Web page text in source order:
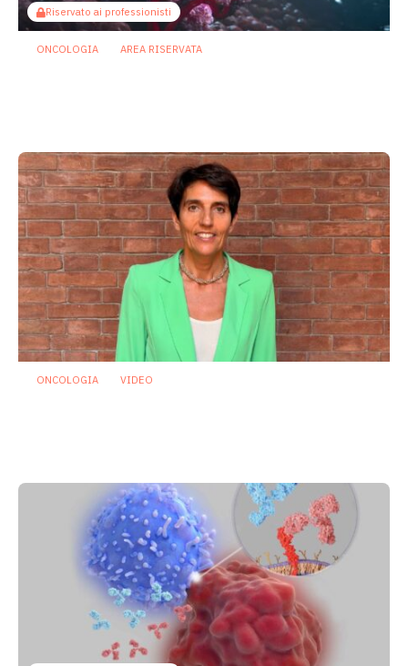
Riservato ai professionisti
ONCOLOGIA AREA RISERVATA
ONCOLOGIA VIDEO